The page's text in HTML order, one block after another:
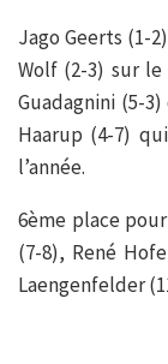
Jago Geerts (1-
Wolf (2-3) sur
Guadagnini (5-
Haarup (4-7)
l’année.
6ème place
(7-8), René
Laengenfelder